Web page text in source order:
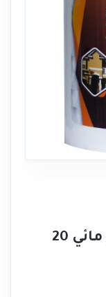
جيفتينو سيلر بلاتو اساس مائي 20